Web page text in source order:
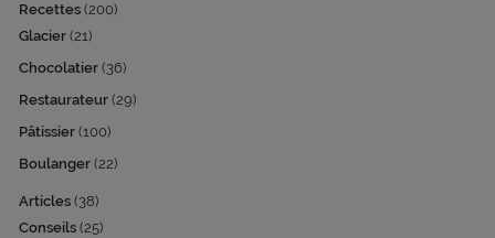
Recettes (200)
Glacier (21)
Chocolatier (36)
Restaurateur (29)
Pâtissier (100)
Boulanger (22)
Articles (38)
Conseils (25)